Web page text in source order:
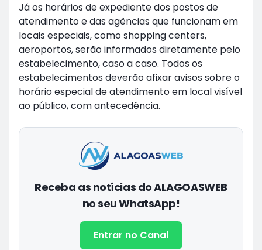
Já os horários de expediente dos postos de
atendimento e das agências que funcionam em
locais especiais, como shopping centers,
aeroportos, serão informados diretamente pelo
estabelecimento, caso a caso. Todos os
estabelecimentos deverão afixar avisos sobre o
horário especial de atendimento em local visível
ao público, com antecedência.
Receba as notícias do ALAGOASWEB
no seu WhatsApp!
Entrar no Canal